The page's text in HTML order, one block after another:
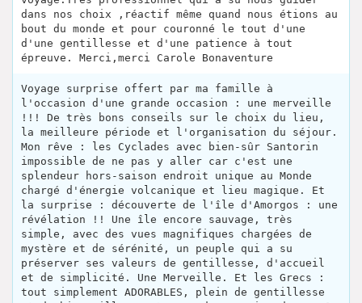
dans nos choix ,réactif même quand nous étions au
bout du monde et pour couronné le tout d'une
d'une gentillesse et d'une patience à tout
épreuve. Merci,merci Carole Bonaventure
Voyage surprise offert par ma famille à
l'occasion d'une grande occasion : une merveille
!!! De très bons conseils sur le choix du lieu,
la meilleure période et l'organisation du séjour.
Mon rêve : les Cyclades avec bien-sûr Santorin
impossible de ne pas y aller car c'est une
splendeur hors-saison endroit unique au Monde
chargé d'énergie volcanique et lieu magique. Et
la surprise : découverte de l'île d'Amorgos : une
révélation !! Une île encore sauvage, très
simple, avec des vues magnifiques chargées de
mystère et de sérénité, un peuple qui a su
préserver ses valeurs de gentillesse, d'accueil
et de simplicité. Une Merveille. Et les Grecs :
tout simplement ADORABLES, plein de gentillesse